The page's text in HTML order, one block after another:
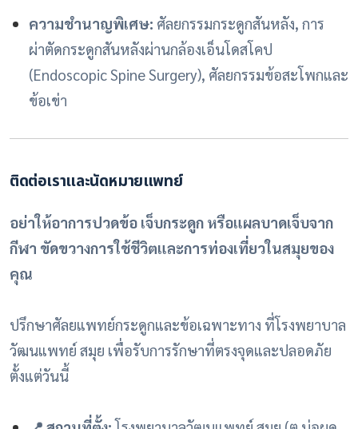
ความชำนาญพิเศษ: ศัลยกรรมกระดูกสันหลัง, การ
ผ่าตัดกระดูกสันหลังผ่านกล้องเอ็นโดสโคป
(Endoscopic Spine Surgery), ศัลยกรรมข้อสะโพกและ
ข้อเข่า
ติดต่อเราและนัดหมายแพทย์
อย่าให้อาการปวดข้อ เจ็บกระดูก หรือแผลบาดเจ็บจาก
กีฬา ขัดขวางการใช้ชีวิตและการท่องเที่ยวในสมุยของ
คุณ
ปรึกษาศัลยแพทย์กระดูกและข้อเฉพาะทาง ที่โรงพยาบาล
วัฒนแพทย์ สมุย เพื่อรับการรักษาที่ตรงจุดและปลอดภัย
ตั้งแต่วันนี้